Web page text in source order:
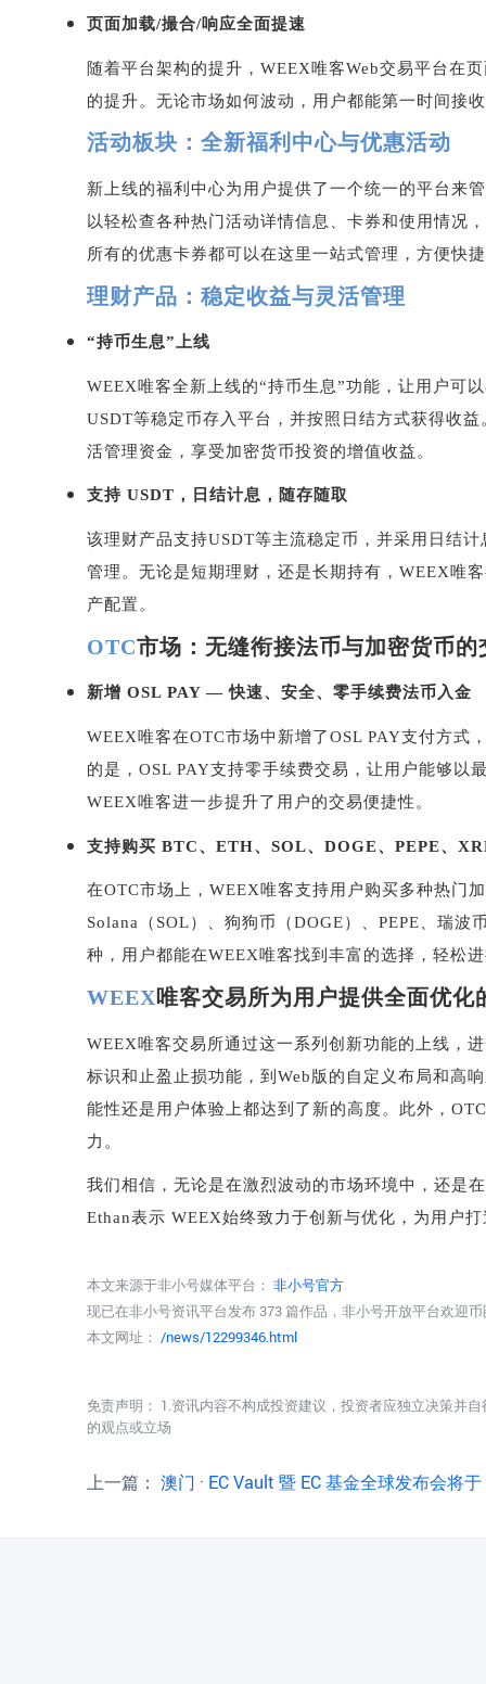
页面加载/撮合/响应全面提速
随着平台架构的提升， WEEX唯客Web交易平台在
的提升。无论市场如何波动，用户都能第一时间接
活动板块：全新福利中心与优惠活动
新上线的福利中心为用户提供了一个统一的平台来
以轻松查各种热门活动详情信息、卡券和使用情况
所有的优惠卡券都可以在这里一站式管理，方便快
理财产品：稳定收益与灵活管理
“持币生息” 上线
WEEX唯客全新上线的“持币生息”功能，让用户可
USDT等稳定币存入平台，并按照日结方式获得收
活管理资金，享受加密货币投资的增值收益。
支持 USDT ，日结计息，随存随取
该理财产品支持USDT等主流稳定币，并采用日结
管理。无论是短期理财，还是长期持有， WEEX唯
产配置。
OTC市场：无缝衔接法币与加密货币的
新增 OSL PAY —快速、安全、零手续费法币入金
WEEX唯客在OTC市场中新增了OSL PAY支付方式
的是， OSL PAY支持零手续费交易，让用户能够以
WEEX唯客进一步提升了用户的交易便捷性。
支持购买 BTC、 ETH、 SOL、 DOGE、 PEPE、
在OTC市场上， WEEX唯客支持用户购买多种热门
Solana （ SOL）、狗狗币（DOGE）、 PEPE、瑞波
种，用户都能在WEEX唯客找到丰富的选择，轻松
WEEX唯客交易所为用户提供全面优化
WEEX唯客交易所通过这一系列创新功能的上线，
标识和止盈止损功能，到 Web版的自定义布局和高
能性还是用户体验上都达到了新的高度。此外， OTC
力。
我们相信，无论是在激烈波动的市场环境中，还是
Ethan表示 WEEX始终致力于创新与优化，为用户
本文来源于非小号媒体平台： 非小号官方
现已在非小号资讯平台发布 373 篇作品，非小号开放平台欢迎
本文网址： /news/12299346.html
免责声明： 1.资讯内容不构成投资建议，投资者应独立决策并
的观点或立场
上一篇： 澳门 · EC Vault 暨 EC 基金全球发布会将于 6 月 15 日启幕，首个 RWA 孵化基金正式